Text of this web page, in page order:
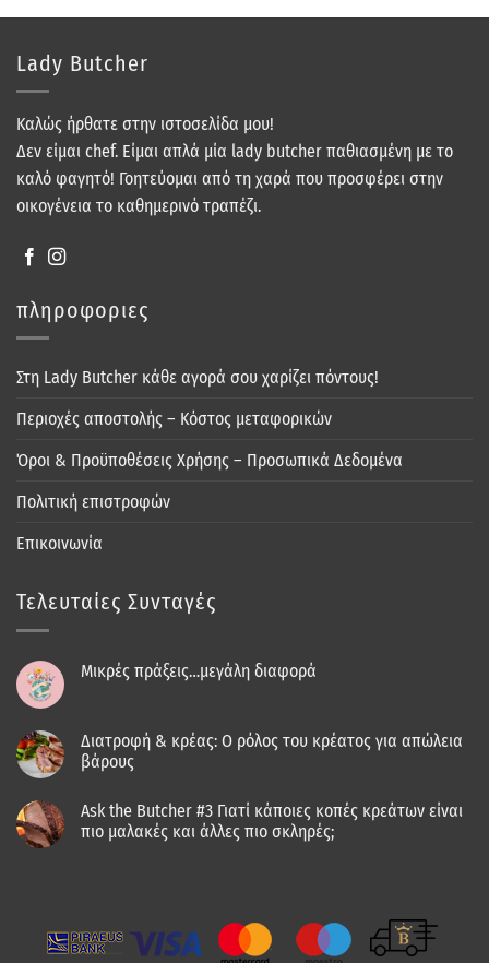
Lady Butcher
Καλώς ήρθατε στην ιστοσελίδα μου!
Δεν είμαι chef. Είμαι απλά μία lady butcher παθιασμένη με το
καλό φαγητό! Γοητεύομαι από τη χαρά που προσφέρει στην
οικογένεια το καθημερινό τραπέζι.
πληροφοριες
Στη Lady Butcher κάθε αγορά σου χαρίζει πόντους!
Περιοχές αποστολής – Κόστος μεταφορικών
Όροι & Προϋποθέσεις Χρήσης – Προσωπικά Δεδομένα
Πολιτική επιστροφών
Επικοινωνία
Τελευταίες Συνταγές
Μικρές πράξεις…μεγάλη διαφορά
Διατροφή & κρέας: Ο ρόλος του κρέατος για απώλεια
βάρους
Ask the Butcher #3 Γιατί κάποιες κοπές κρεάτων είναι
πιο μαλακές και άλλες πιο σκληρές;